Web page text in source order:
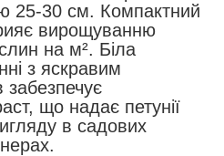
25-30 см. Компактний
вирощуванню
на м². Біла
з яскравим
забезпечує
що надає петунії
в садових